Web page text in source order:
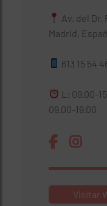
Av. del Dr.
Madrid,
613 15 54
L: 09.00-
09.00-19.00
Visitar